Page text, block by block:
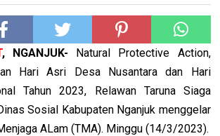
, NGANJUK- Natural Protective Action,
Hari Asri Desa Nusantara dan Hari
Tahun 2023, Relawan Taruna Siaga
Sosial Kabupaten Nganjuk menggelar
ALam (TMA). Minggu (14/3/2023).